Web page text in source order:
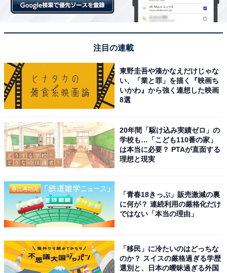
注目の連載
東野圭吾や湊かなえだけじゃな
い、「業と罪」を描く『映画ち
いかわ』から強く連想した映画
8選
20年間「駆け込み実績ゼロ」の
学校も…「こども110番の家」
は本当に必要？ PTAが直面する
理想と現実
「青春18きっぷ」販売激減の裏
に何が？ 連続利用の厳格化だけ
ではない「本当の理由」
「移民」に冷たいのはどっちな
のか？ スイスの厳格過ぎる学歴
選別と、日本の曖昧過ぎる外国